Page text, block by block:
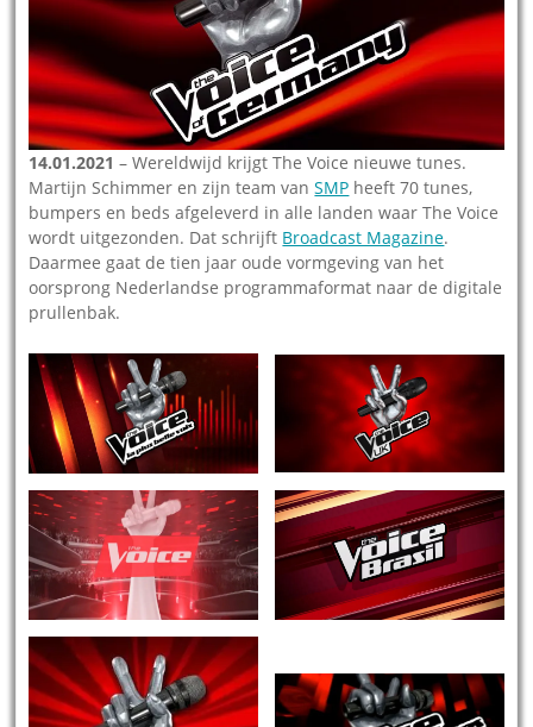
14.01.2021 – Wereldwijd krijgt The Voice nieuwe tunes.
Martijn Schimmer en zijn team vanSMP heeft 70 tunes,
bumpers en beds afgeleverd in alle landen waar The Voice
wordt uitgezonden. Dat schrijft Broadcast Magazine.
Daarmee gaat de tien jaar oude vormgeving van het
oorsprong Nederlandse programmaformat naar de digitale
prullenbak.